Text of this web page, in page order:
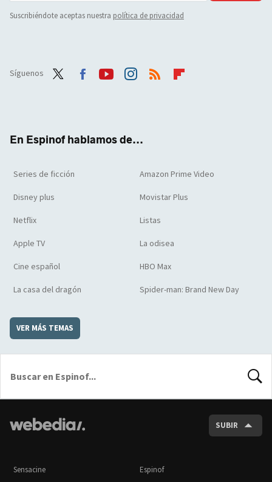
Suscribiéndote aceptas nuestra política de privacidad
Síguenos
En Espinof hablamos de...
Series de ficción Amazon Prime Video
Disney plus Movistar Plus
Netflix Listas
Apple TV La odisea
Cine español HBO Max
La casa del dragón Spider-man: Brand New Day
VER MÁS TEMAS
SUBIR
Sensacine Espinof